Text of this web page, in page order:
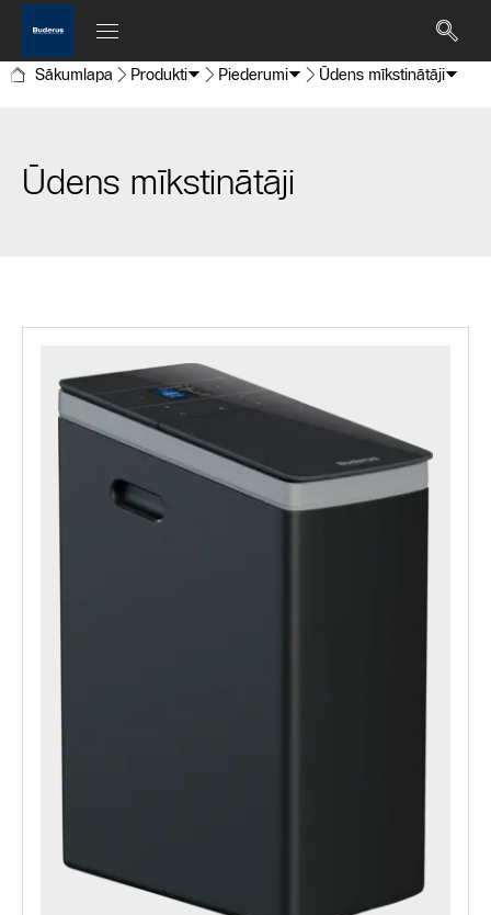
Sākumlapa Produkti Piederumi Ūdens mīkstinātāji
Ūdens mīkstinātāji